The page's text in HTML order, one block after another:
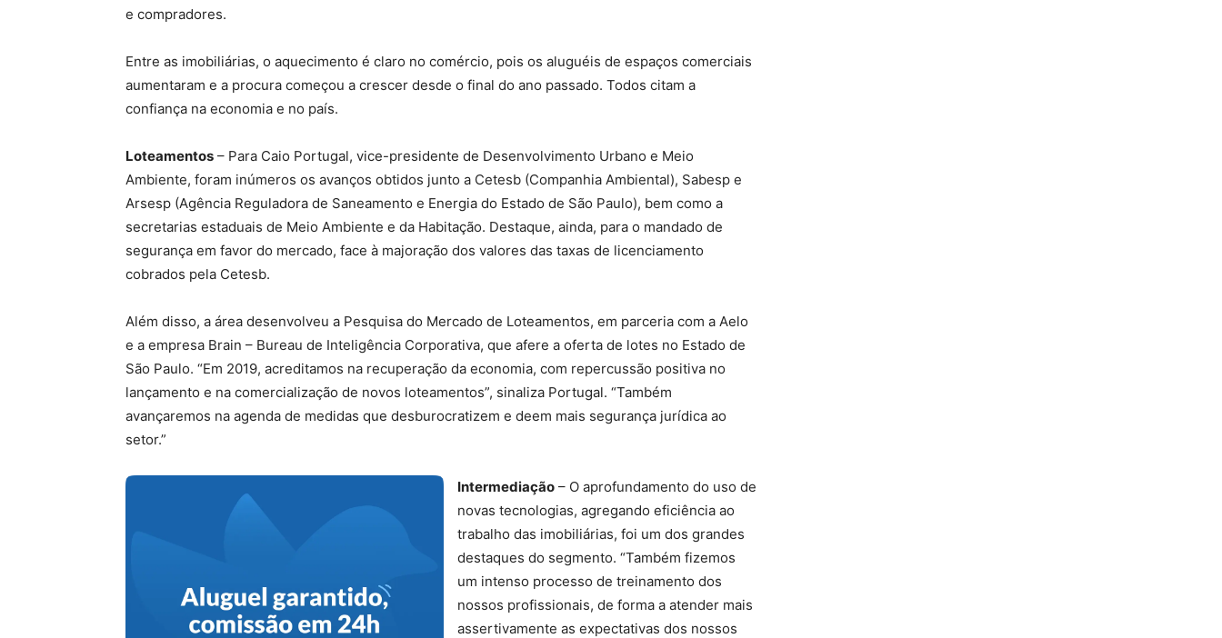
e compradores.
Entre as imobiliárias, o aquecimento é claro no comércio, pois os aluguéis de espaços comerciais
aumentaram e a procura começou a crescer desde o final do ano passado. Todos citam a
confiança na economia e no país.
Loteamentos – Para Caio Portugal, vice-presidente de Desenvolvimento Urbano e Meio
Ambiente, foram inúmeros os avanços obtidos junto a Cetesb (Companhia Ambiental), Sabesp e
Arsesp (Agência Reguladora de Saneamento e Energia do Estado de São Paulo), bem como a
secretarias estaduais de Meio Ambiente e da Habitação. Destaque, ainda, para o mandado de
segurança em favor do mercado, face à majoração dos valores das taxas de licenciamento
cobrados pela Cetesb.
Além disso, a área desenvolveu a Pesquisa do Mercado de Loteamentos, em parceria com a Aelo
e a empresa Brain – Bureau de Inteligência Corporativa, que afere a oferta de lotes no Estado de
São Paulo. “Em 2019, acreditamos na recuperação da economia, com repercussão positiva no
lançamento e na comercialização de novos loteamentos”, sinaliza Portugal. “Também
avançaremos na agenda de medidas que desburocratizem e deem mais segurança jurídica ao
setor.”
Intermediação – O aprofundamento do uso de
novas tecnologias, agregando eficiência ao
trabalho das imobiliárias, foi um dos grandes
destaques do segmento. “Também fizemos
um intenso processo de treinamento dos
nossos profissionais, de forma a atender mais
assertivamente as expectativas dos nossos